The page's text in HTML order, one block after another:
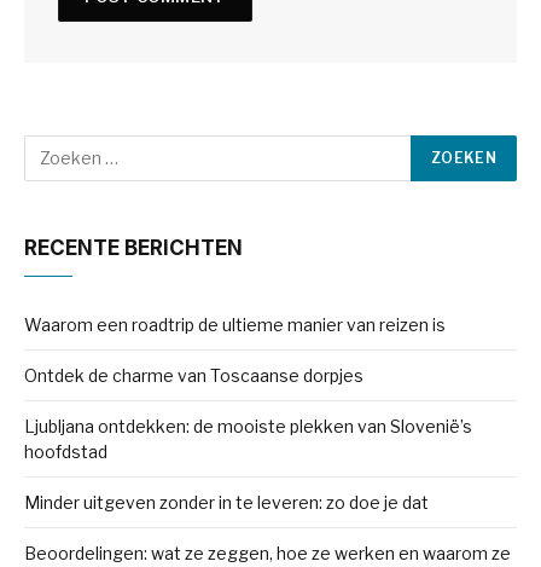
RECENTE BERICHTEN
Waarom een roadtrip de ultieme manier van reizen is
Ontdek de charme van Toscaanse dorpjes
Ljubljana ontdekken: de mooiste plekken van Slovenië’s
hoofdstad
Minder uitgeven zonder in te leveren: zo doe je dat
Beoordelingen: wat ze zeggen, hoe ze werken en waarom ze